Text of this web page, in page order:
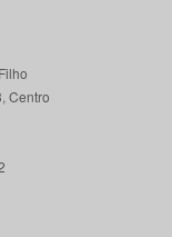
Centro